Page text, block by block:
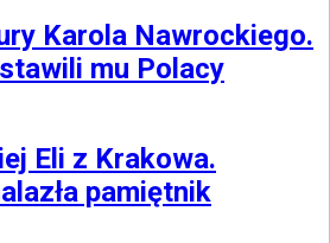
Karola Nawrockiego.
mu Polacy
Eli z Krakowa.
pamiętnik